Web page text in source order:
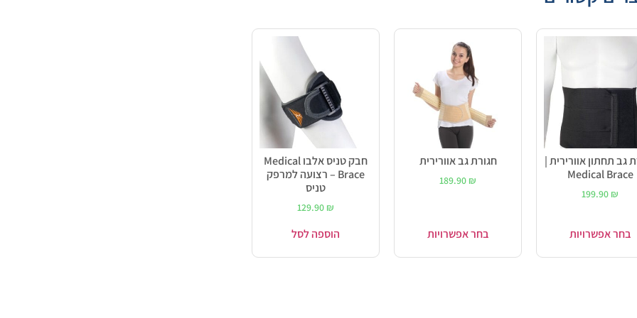
גב תחתון אוורירית |
Medical Brace
199.90 ₪
בחר אפשרויות
חגורת גב אוורירית
189.90 ₪
בחר אפשרויות
חבק טניס אלבו Medical
Brace – רצועה למרפק
טניס
129.90 ₪
הוספה לסל